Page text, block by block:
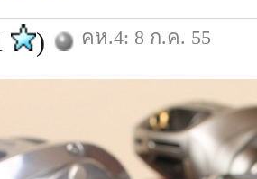
) คห.4: 8 ก.ค. 55